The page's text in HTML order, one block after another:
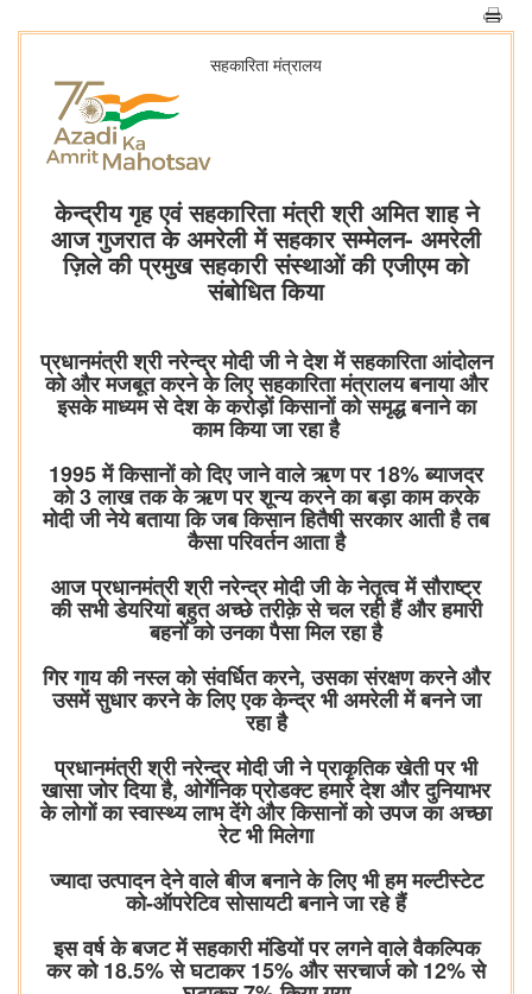
सहकारिता मंत्रालय
केन्द्रीय गृह एवं सहकारिता मंत्री श्री अमित शाह ने
आज गुजरात के अमरेली में सहकार सम्मेलन- अमरेली
ज़िले की प्रमुख सहकारी संस्थाओं की एजीएम को
संबोधित किया
प्रधानमंत्री श्री नरेन्द्र मोदी जी ने देश में सहकारिता आंदोलन
को और मजबूत करने के लिए सहकारिता मंत्रालय बनाया और
इसके माध्यम से देश के करोड़ों किसानों को समृद्ध बनाने का
काम किया जा रहा है
1995 में किसानों को दिए जाने वाले ऋण पर 18% ब्याजदर
को 3 लाख तक के ऋण पर शून्य करने का बड़ा काम करके
मोदी जी नेये बताया कि जब किसान हितैषी सरकार आती है तब
कैसा परिवर्तन आता है
आज प्रधानमंत्री श्री नरेन्द्र मोदी जी के नेतृत्व में सौराष्ट्र
की सभी डेयरियां बहुत अच्छे तरीक़े से चल रही हैं और हमारी
बहनों को उनका पैसा मिल रहा है
गिर गाय की नस्ल को संवर्धित करने, उसका संरक्षण करने और
उसमें सुधार करने के लिए एक केन्द्र भी अमरेली में बनने जा
रहा है
प्रधानमंत्री श्री नरेन्द्र मोदी जी ने प्राकृतिक खेती पर भी
खासा जोर दिया है, ओर्गेनिक प्रोडक्ट हमारे देश और दुनियाभर
के लोगों का स्वास्थ्य लाभ देंगे और किसानों को उपज का अच्छा
रेट भी मिलेगा
ज्यादा उत्पादन देने वाले बीज बनाने के लिए भी हम मल्टीस्टेट
को-ऑपरेटिव सोसायटी बनाने जा रहे हैं
इस वर्ष के बजट में सहकारी मंडियों पर लगने वाले वैकल्पिक
कर को 18.5% से घटाकर 15% और सरचार्ज को 12% से